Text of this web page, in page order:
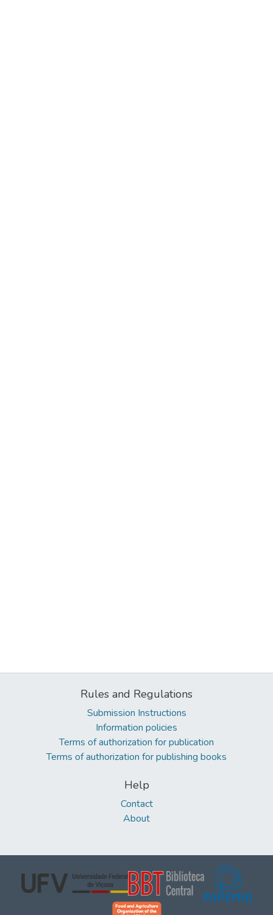
Rules and Regulations
Submission Instructions
Information policies
Terms of authorization for publication
Terms of authorization for publishing books
Help
Contact
About